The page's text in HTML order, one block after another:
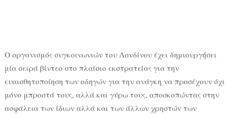
Ο οργανισμός συγκοινωνιών του Λονδίνου έχει δημιουργήσει
μία σειρά βίντεο στο πλαίσιο εκστρατείας για την
ευαισθητοποίηση των οδηγών για την ανάγκη να προσέχουν όχι
μόνο μπροστά τους, αλλά και γύρω τους, αποσκοπώντας στην
ασφάλεια των ίδιων αλλά και των άλλων χρηστών των